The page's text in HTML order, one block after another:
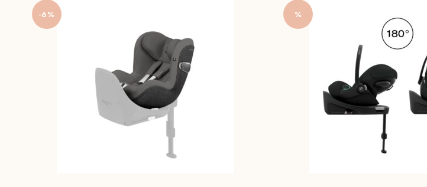
termékoldalon
választhatók
-6% %